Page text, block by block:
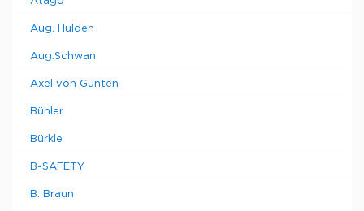
Aug. Hulden
Aug.Schwan
Axel von Gunten
Bühler
Bürkle
B-SAFETY
B. Braun